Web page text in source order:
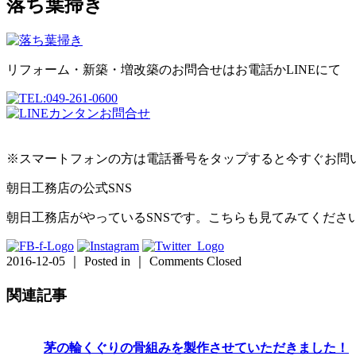
落ち葉掃き
リフォーム・新築・増改築のお問合せはお電話かLINEにて
※スマートフォンの方は電話番号をタップすると今すぐお問
朝日工務店の公式SNS
朝日工務店がやっているSNSです。こちらも見てみてくださ
2016-12-05 ｜ Posted in ｜ Comments Closed
関連記事
茅の輪くぐりの骨組みを製作させていただきました！